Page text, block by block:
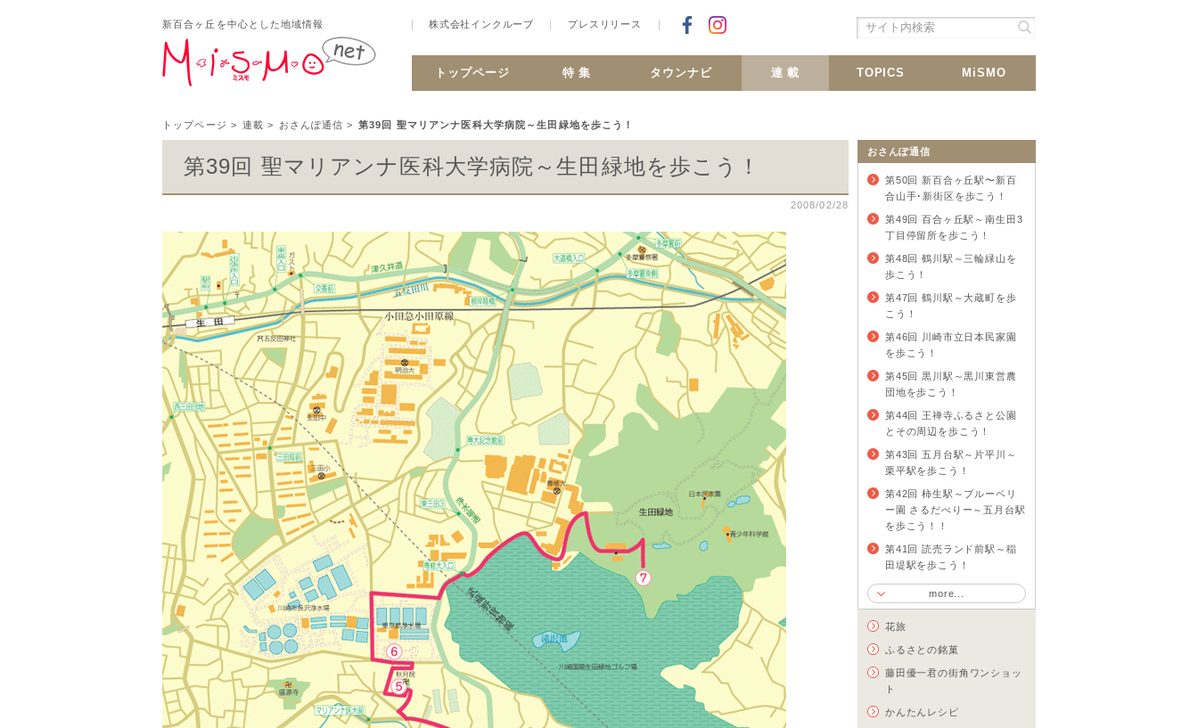
新百合ヶ丘を中心とした地域情報 株式会社インクルーブ プレスリリース Facebookでシェア
トップページ 特 集 タウンナビ 連 載 TOPICS MiSMO
トップページ > 連載 > おさんぽ通信 > 第39回 聖マリアンナ医科大学病院～生田緑地を歩こう！
おさんぽ通信
第50回 新百合ヶ丘駅〜新百
合山手･新街区を歩こう！
第49回 百合ヶ丘駅～南生田3
丁目停留所を歩こう！
第48回 鶴川駅～三輪緑山を
歩こう！
第47回 鶴川駅～大蔵町を歩
こう！
第46回 川崎市立日本民家園
を歩こう！
第45回 黒川駅～黒川東営農
団地を歩こう！
第44回 王禅寺ふるさと公園
とその周辺を歩こう！
第43回 五月台駅～片平川～
栗平駅を歩こう！
第42回 柿生駅～ブルーベリ
ー園 さるだべりー～五月台駅
を歩こう！！
第41回 読売ランド前駅～稲
田堤駅を歩こう！
more...
花旅
ふるさとの銘菓
藤田優一君の街角ワンショッ
ト
かんたんレシピ
第39回 聖マリアンナ医科大学病院～生田緑地を歩こう！
2008/02/28